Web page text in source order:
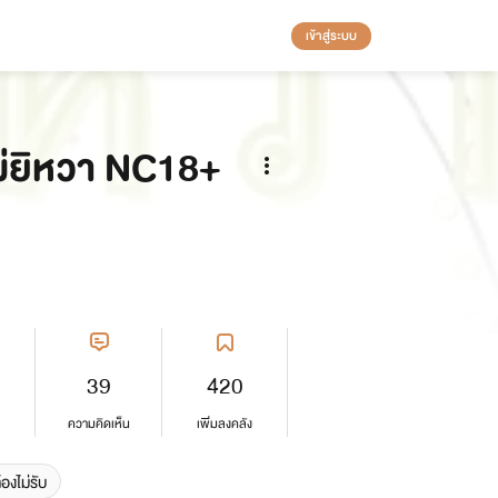
เข้าสู่ระบบ
หวา NC18+
39
ความคิดเห็น
420
เพิ่มลงคลัง
งไม่รับ